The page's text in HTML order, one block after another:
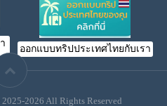
ออกแบบทริปประเทศไทยกับเรา
2025-2026 All Rights Reserved